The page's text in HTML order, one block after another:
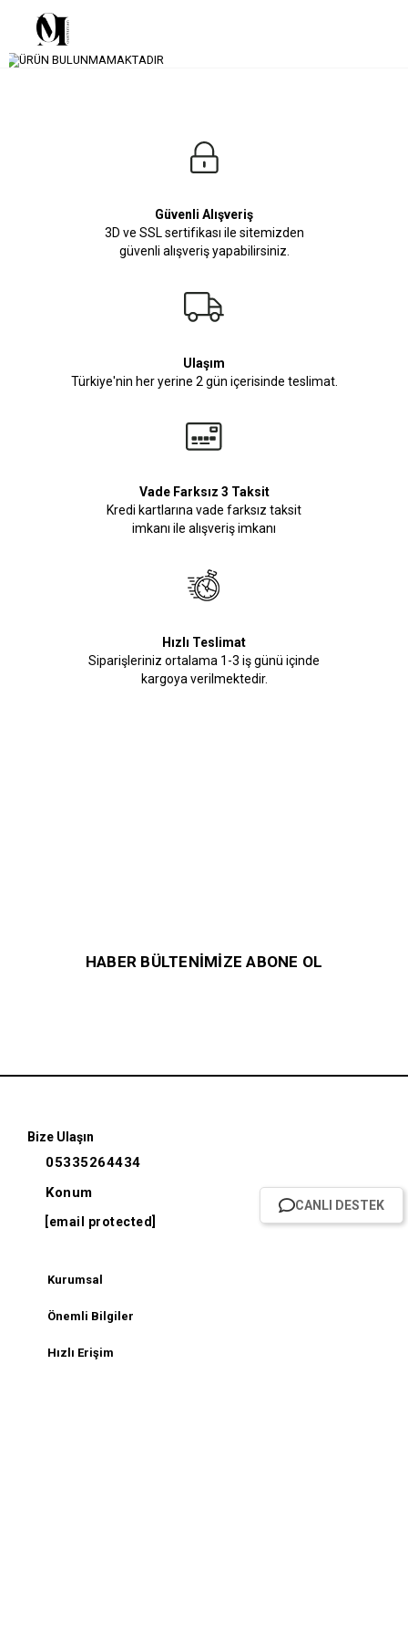
Güvenli Alışveriş
3D ve SSL sertifikası ile sitemizden
güvenli alışveriş yapabilirsiniz.
Ulaşım
Türkiye'nin her yerine 2 gün içerisinde teslimat.
Vade Farksız 3 Taksit
Kredi kartlarına vade farksız taksit
imkanı ile alışveriş imkanı
Hızlı Teslimat
Siparişleriniz ortalama 1-3 iş günü içinde
kargoya verilmektedir.
HABER BÜLTENİMİZE ABONE OL
Bize Ulaşın
05335264434
Konum
[email protected]
Kurumsal
Önemli Bilgiler
Hızlı Erişim
CANLI DESTEK